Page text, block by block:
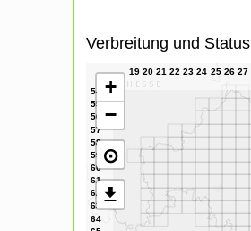
Verbreitung und Status
+
−
⊙